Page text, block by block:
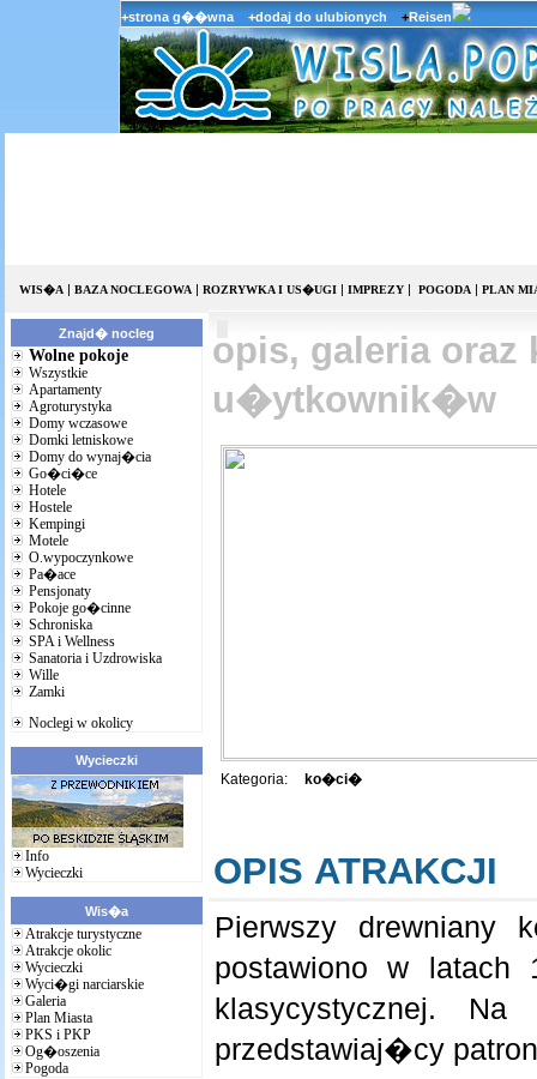
+strona g��wna +dodaj do ulubionych +Reisen
WIS�A| BAZA NOCLEGOWA| ROZRYWKA I US�UGI| IMPREZY| POGODA| PLAN
Znajd� nocleg
Wolne pokoje
Wszystkie
Apartamenty
Agroturystyka
Domy wczasowe
Domki letniskowe
Domy do wynaj�cia
Go�ci�ce
Hotele
Hostele
Kempingi
Motele
O.wypoczynkowe
Pa�ace
Pensjonaty
Pokoje go�cinne
Schroniska
SPA i Wellness
Sanatoria i Uzdrowiska
Wille
Zamki
Noclegi w okolicy
Wycieczki
Info
Wycieczki
Wis�a
Atrakcje turystyczne
Atrakcje okolic
Wycieczki
Wyci�gi narciarskie
Galeria
Plan Miasta
PKS i PKP
Og�oszenia
Pogoda
opis, galeria oraz
u�ytkownik�w
Kategoria: ko�ci�
OPIS ATRAKCJI
Pierwszy
postawiono w latach
klasycystycznej.
przedstawiaj�cy